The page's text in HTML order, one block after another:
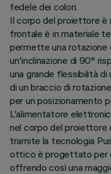
fedele dei colori.
Il corpo del proiettore è
frontale è in materiale
permette una rotazione
un'inclinazione di 90°
una grande flessibilità
di un braccio di
per un posizionamento
L'alimentatore
nel corpo del
tramite la tecnologia
ottico è progettato per
offrendo così una